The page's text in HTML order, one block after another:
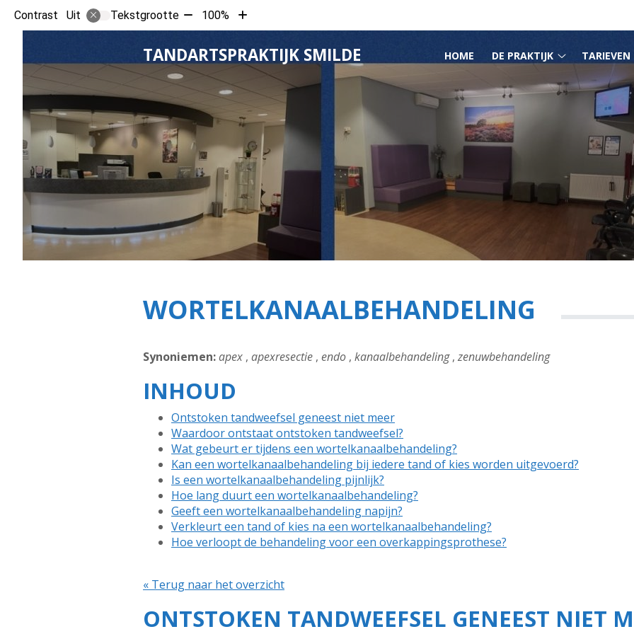
Contrast Uit Tekstgrootte Tekst
verkleinen
10%
100%
Tekst
vergroten
10%
TANDARTSPRAKTIJK SMILDE HOOFDMENU
HOME DE PRAKTIJK
praktijk
submenu
TARIEVEN
WORTELKANAALBEHANDELING
Synoniemen:apex , apexresectie , endo , kanaalbehandeling, zenuwbehandeling
INHOUD
Ontstoken tandweefsel geneest niet meer
Waardoor ontstaat ontstoken tandweefsel?
Wat gebeurt er tijdens een wortelkanaalbehandeling?
Kan een wortelkanaalbehandeling bij iedere tand of kies worden uitgevoerd?
Is een wortelkanaalbehandeling pijnlijk?
Hoe lang duurt een wortelkanaalbehandeling?
Geeft een wortelkanaalbehandeling napijn?
Verkleurt een tand of kies na een wortelkanaalbehandeling?
Hoe verloopt de behandeling voor een overkappingsprothese?
« Terug naar het overzicht
ONTSTOKEN TANDWEEFSEL GENEEST NIET